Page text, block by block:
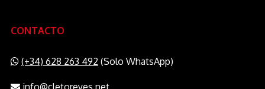
CONTACTO
(+34) 628 263 492 (Solo WhatsApp)
info@cletoreyes.net